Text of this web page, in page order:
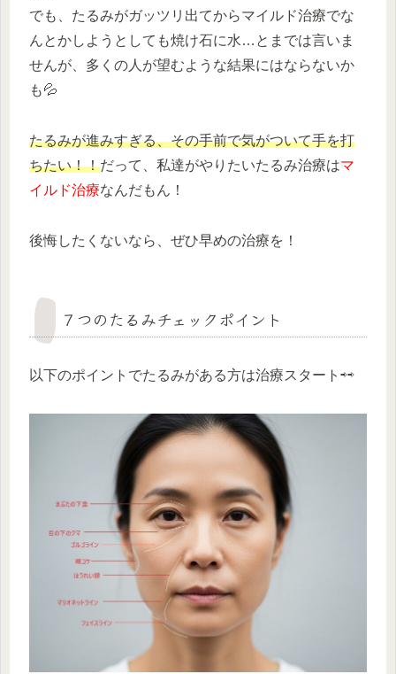
でも、たるみがガッツリ出てからマイルド治療でな
んとかしようとしても焼け石に水…とまでは言いま
せんが、多くの人が望むような結果にはならないか
も💦
たるみが進みすぎる、その手前で気がついて手を打
ちたい！！だって、私達がやりたいたるみ治療はマ
イルド治療なんだもん！
後悔したくないなら、ぜひ早めの治療を！
７つのたるみチェックポイント
以下のポイントでたるみがある方は治療スタート⇨⇨